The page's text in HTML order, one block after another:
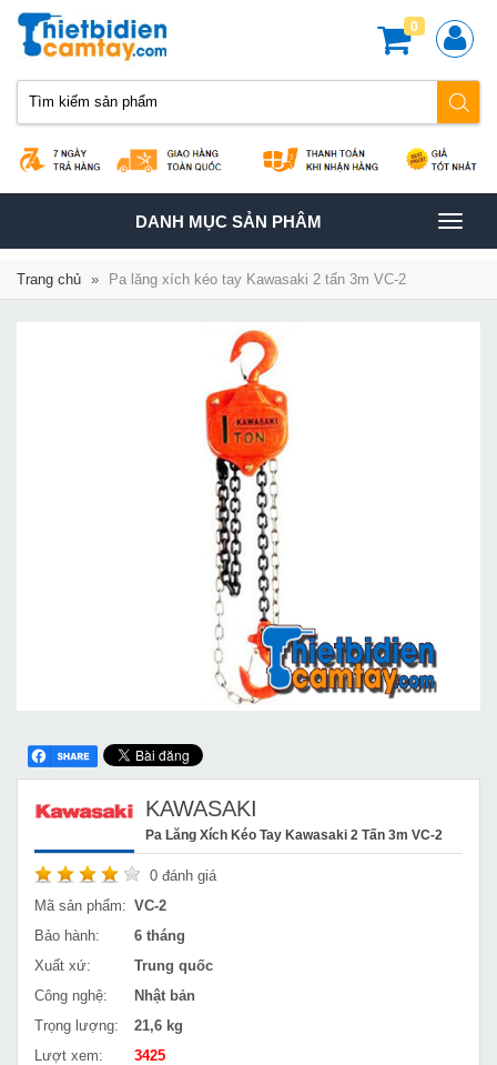
0
TOGGLE
NAVIGATION
DANH MỤC SẢN PHÂM
Trang chủ » Pa lăng xích kéo tay Kawasaki 2 tấn 3m VC-2
KAWASAKI
Pa Lăng Xích Kéo Tay Kawasaki 2 Tấn 3m VC-2
0 đánh giá
Mã sản phẩm: VC-2
Bảo hành:
6 tháng
Xuất xứ:
Trung quốc
Công nghệ:
Nhật bản
Trọng lượng:
21,6 kg
Lượt xem:
3425